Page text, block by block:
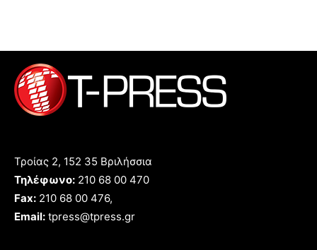
Τροίας 2, 152 35 Βριλήσσια
Τηλέφωνο: 210 68 00 470
Fax: 210 68 00 476,
Email: tpress@tpress.gr